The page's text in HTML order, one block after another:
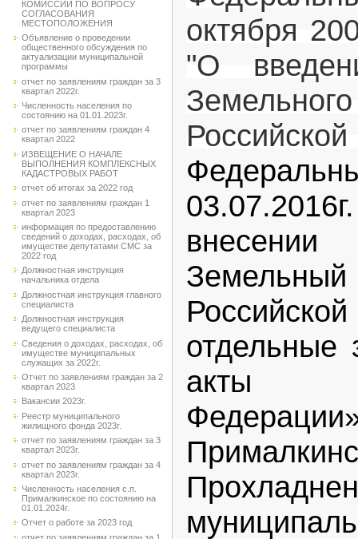
КОМИССИИ ПО ВОПРОСУ
СОГЛАСОВАНИЯ
МЕСТОПОЛОЖЕНИЯ
Объявление о проведении
общественного обсуждения по
актуализации муниципальной
программы
отчет по заявлениям граждан за 3
квартал 2022г.
Численность населения по
состоянию на 01.01.2023г.
отчет по заявлениям граждан 4
квартал 2022
ИЗВЕЩЕНИЕ О НАЧАЛЕ
ВЫПОЛНЕНИЯ КОМПЛЕКСНЫХ
КАДАСТРОВЫХ РАБОТ
отчет об итогах за 2022 год
отчет по заявлениям граждан 1
квартал 2023
информация по предоставлению
сведений о доходах, расходах, об
имуществе депутатами СМС за
2022 год
Должностная инструкция
начальника отдела
Должностная инструкция главного
специалиста
Должностная инструкция
ведущего специалиста
Сведения о доходах, расходах, об
имуществе муниципальных
служащих за 2022г.
Отчет по заявлениям граждан за 2
квартал 2023
Вакансии 2023г.
Реестр муниципального
жилищного фонда 2023г.
отчет по заявлениям граждан за 3
квартал 2023г.
отчет по заявлениям граждан за 4
квартал 2023г.
Численность населения с.п.
Прималкинское по состоянию на
01.01.2024г.
Отчет о работе за 2023 год
октября
"О
отдельные
акты